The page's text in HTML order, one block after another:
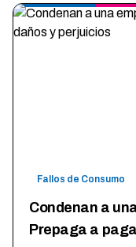
Fallos de Consumo
Condenan a
Prepaga a